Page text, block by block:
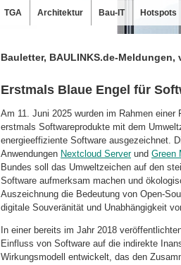
Bauletter, BAULINKS.de-Meldungen,
Erstmals Blaue Engel für
Am 11. Juni 2025 wurden im Rahmen
erstmals Softwareprodukte mit dem
energieeffiziente Software ausgezeichnet.
Anwendungen Nextcloud Serverund Green
Bundes soll das Umweltzeichen auf den
Software aufmerksam machen und
Auszeichnung die Bedeutung von Open-
digitale Souveränität und Unabhängigkeit
In einer bereits im Jahr 2018
Einfluss von Software auf die indirekte
Wirkungsmodell entwickelt, das den
TGA Architektur Bau-IT Hotspots